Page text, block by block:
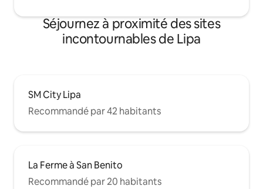
Séjournez à proximité des sites
incontournables de Lipa
SM City Lipa
Recommandé par 42 habitants
La Ferme à San Benito
Recommandé par 20 habitants